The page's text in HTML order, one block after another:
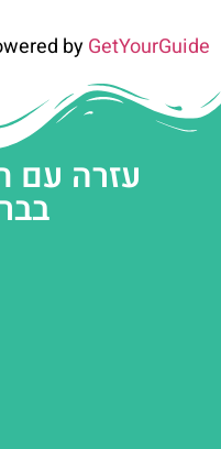
byGetYourGuide
עזרה עם